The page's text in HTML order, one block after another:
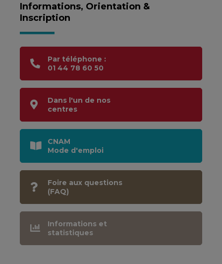
Informations, Orientation &
Inscription
Par téléphone :
01 44 78 60 50
Dans l'un de nos
centres
CNAM
Mode d'emploi
Foire aux questions
(FAQ)
Informations et
statistiques